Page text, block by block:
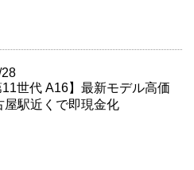
11世代 A16】最新モデル高価
屋駅近くで即現金化